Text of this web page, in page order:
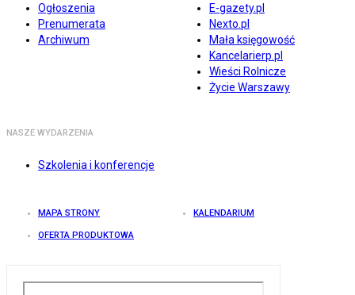
Ogłoszenia
Prenumerata
Archiwum
E-gazety.pl
Nexto.pl
Mała księgowość
Kancelarierp.pl
Wieści Rolnicze
Życie Warszawy
NASZE WYDARZENIA
Szkolenia i konferencje
MAPA STRONY KALENDARIUM
OFERTA PRODUKTOWA